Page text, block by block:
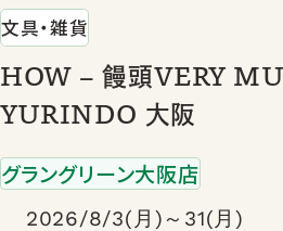
文具・雑貨
HOW – 饅頭VERY
YURINDO 大阪
グラングリーン大阪店
2026/8/3(月)～31(月)